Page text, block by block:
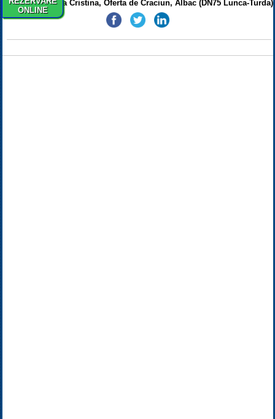
ONLINE
Share Pensiunea Cristina, Oferta de Craciun, Albac (DN75 Lunca-Turda)